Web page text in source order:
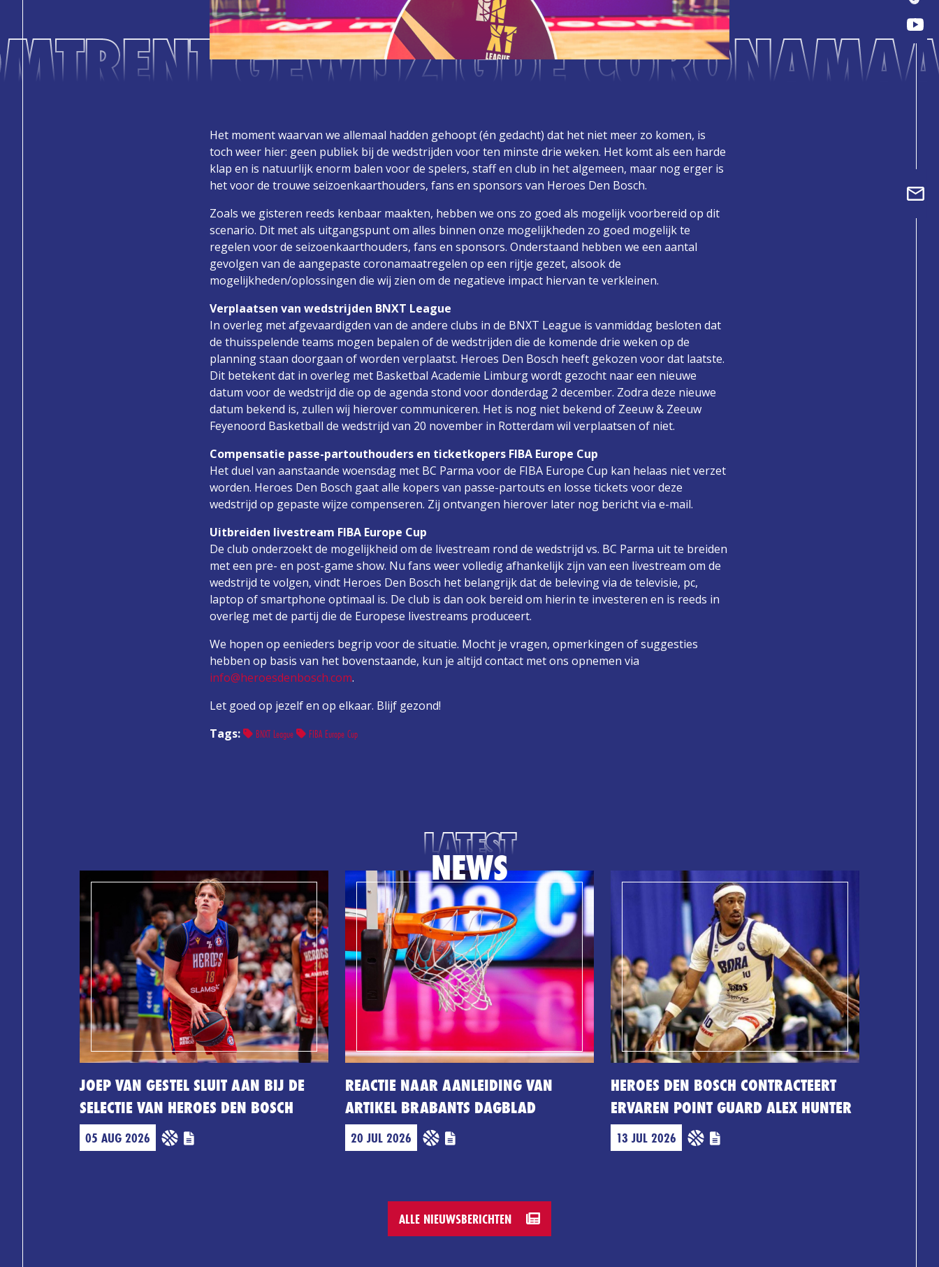
GEWIJZIGDE
Het moment waarvan we allemaal hadden gehoopt (én gedacht) dat het niet meer zo komen, is
toch weer hier: geen publiek bij de wedstrijden voor ten minste drie weken. Het komt als een harde
klap en is natuurlijk enorm balen voor de spelers, staff en club in het algemeen, maar nog erger is
het voor de trouwe seizoenkaarthouders, fans en sponsors van Heroes Den Bosch.
Zoals we gisteren reeds kenbaar maakten, hebben we ons zo goed als mogelijk voorbereid op dit
scenario. Dit met als uitgangspunt om alles binnen onze mogelijkheden zo goed mogelijk te
regelen voor de seizoenkaarthouders, fans en sponsors. Onderstaand hebben we een aantal
gevolgen van de aangepaste coronamaatregelen op een rijtje gezet, alsook de
mogelijkheden/oplossingen die wij zien om de negatieve impact hiervan te verkleinen.
Verplaatsen van wedstrijden BNXT League
In overleg met afgevaardigden van de andere clubs in de BNXT League is vanmiddag besloten dat
de thuisspelende teams mogen bepalen of de wedstrijden die de komende drie weken op de
planning staan doorgaan of worden verplaatst. Heroes Den Bosch heeft gekozen voor dat laatste.
Dit betekent dat in overleg met Basketbal Academie Limburg wordt gezocht naar een nieuwe
datum voor de wedstrijd die op de agenda stond voor donderdag 2 december. Zodra deze nieuwe
datum bekend is, zullen wij hierover communiceren. Het is nog niet bekend of Zeeuw & Zeeuw
Feyenoord Basketball de wedstrijd van 20 november in Rotterdam wil verplaatsen of niet.
Compensatie passe-partouthouders en ticketkopers FIBA Europe Cup
Het duel van aanstaande woensdag met BC Parma voor de FIBA Europe Cup kan helaas niet verzet
worden. Heroes Den Bosch gaat alle kopers van passe-partouts en losse tickets voor deze
wedstrijd op gepaste wijze compenseren. Zij ontvangen hierover later nog bericht via e-mail.
Uitbreiden livestream FIBA Europe Cup
De club onderzoekt de mogelijkheid om de livestream rond de wedstrijd vs. BC Parma uit te breiden
met een pre- en post-game show. Nu fans weer volledig afhankelijk zijn van een livestream om de
wedstrijd te volgen, vindt Heroes Den Bosch het belangrijk dat de beleving via de televisie, pc,
laptop of smartphone optimaal is. De club is dan ook bereid om hierin te investeren en is reeds in
overleg met de partij die de Europese livestreams produceert.
We hopen op eenieders begrip voor de situatie. Mocht je vragen, opmerkingen of suggesties
hebben op basis van het bovenstaande, kun je altijd contact met ons opnemen via
info@heroesdenbosch.com.
Let goed op jezelf en op elkaar. Blijf gezond!
Tags:
BNXT League FIBA Europe Cup
LATEST
NEWS
JOEP VAN GESTEL SLUIT AAN BIJ DE
SELECTIE VAN HEROES DEN BOSCH
05 AUG 2026
REACTIE NAAR AANLEIDING VAN
ARTIKEL BRABANTS DAGBLAD
20 JUL 2026
HEROES DEN BOSCH CONTRACTEERT
ERVAREN POINT GUARD ALEX HUNTER
13 JUL 2026
ALLE NIEUWSBERICHTEN